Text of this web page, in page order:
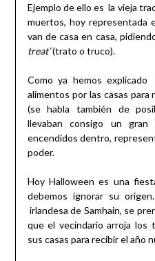
Ejemplo de ello es la vieja
muertos, hoy representada
van de casa en casa,
treat’(trato o truco).
Como ya hemos
alimentos por las casas para
(se habla también de
llevaban consigo un
encendidos dentro,
poder.
Hoy Halloween es una
debemos ignorar su
irlandesa de Samhain, se
que el vecindario arroja los
sus casas para recibir el año